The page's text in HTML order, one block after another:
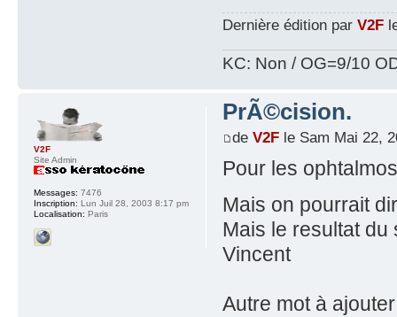
Dernière édition par V2F
KC: Non / OG=9/10
PrÃ©cision.
de V2Fle Sam Mai 22,
Pour les
Mais on pourrait
Mais le resultat
Vincent
Autre mot à
V2F
Site Admin
Messages: 7476
Inscription: Lun Juil 28, 2003 8:17 pm
Localisation: Paris